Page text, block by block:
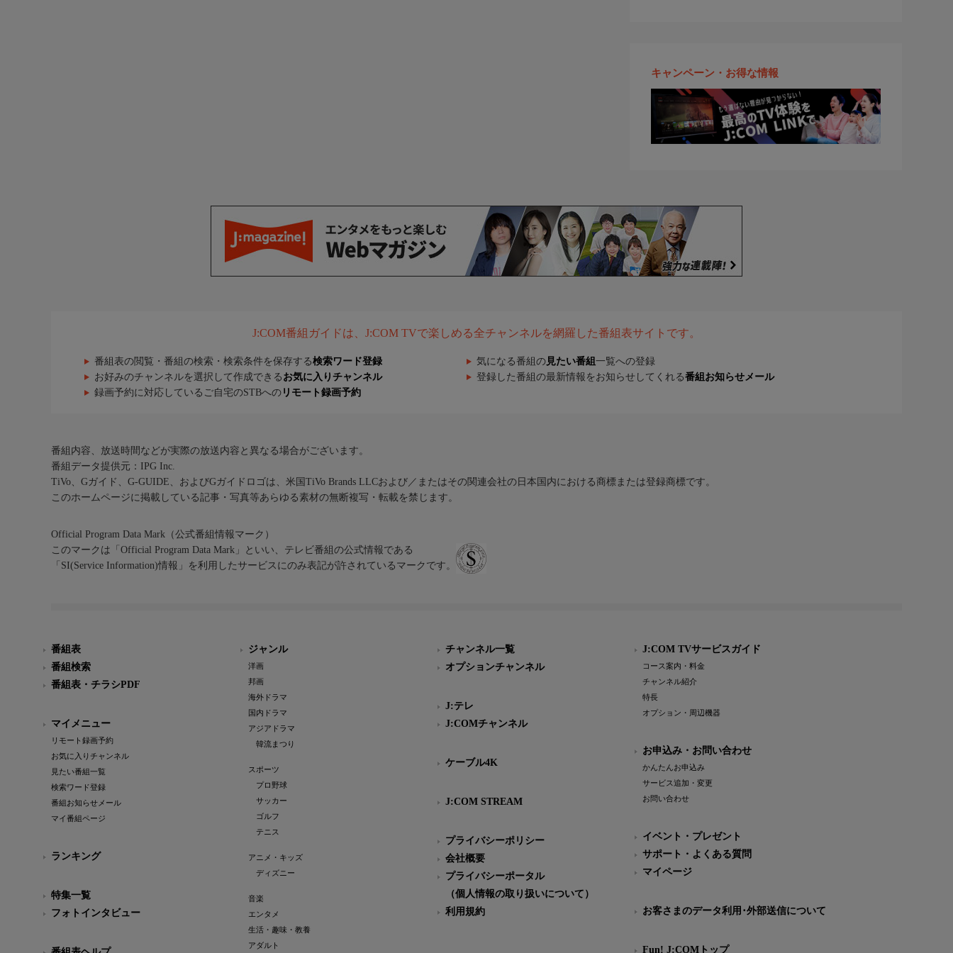
キャンペーン・お得な情報
J:COM番組ガイドは、J:COM TVで楽しめる全チャンネルを網羅した番組表サイトです。
番組表の閲覧・番組の検索・検索条件を保存する検索ワード登録 気になる番組の 見たい番組 一覧への登録
お好みのチャンネルを選択して作成できる お気に入りチャンネル 登録した番組の最新情報をお知らせしてくれる番組お知らせメール
録画予約に対応しているご自宅のSTBへの リモート録画予約
番組内容、放送時間などが実際の放送内容と異なる場合がございます。
番組データ提供元：IPG Inc.
TiVo、Gガイド、G-GUIDE、およびGガイドロゴは、米国TiVo Brands LLCおよび／またはその関連会社の日本国内における商標または登録商標です。
このホームページに掲載している記事・写真等あらゆる素材の無断複写・転載を禁じます。
Official Program Data Mark（公式番組情報マーク）
このマークは「Official Program Data Mark」といい、テレビ番組の公式情報である
「SI(Service Information)情報」を利用したサービスにのみ表記が許されているマークです。
番組表
番組検索
番組表・チラシPDF
マイメニュー
リモート録画予約
お気に入りチャンネル
見たい番組一覧
検索ワード登録
番組お知らせメール
マイ番組ページ
ランキング
特集一覧
フォトインタビュー
ジャンル
洋画
邦画
海外ドラマ
国内ドラマ
アジアドラマ
韓流まつり
スポーツ
プロ野球
サッカー
ゴルフ
テニス
アニメ・キッズ
ディズニー
音楽
エンタメ
生活・趣味・教養
アダルト
チャンネル一覧
オプションチャンネル
J:テレ
J:COMチャンネル
ケーブル4K
J:COM STREAM
プライバシーポリシー
会社概要
プライバシーポータル
（個人情報の取り扱いについて）
利用規約
J:COM TVサービスガイド
コース案内・料金
チャンネル紹介
特長
オプション・周辺機器
お申込み・お問い合わせ
かんたんお申込み
サービス追加・変更
お問い合わせ
イベント・プレゼント
サポート・よくある質問
マイページ
お客さまのデータ利用･外部送信について
Fun! J:COMトップ